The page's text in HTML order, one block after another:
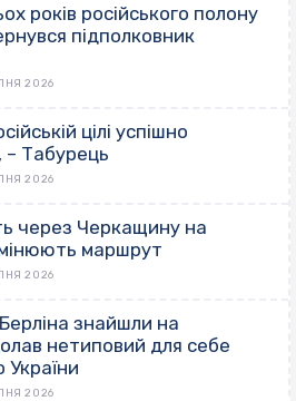
років російського полону
підполковник
2026
цілі успішно
Табурець
2026
через Черкащину на
маршрут
2026
знайшли на
нетиповий для себе
України
2026